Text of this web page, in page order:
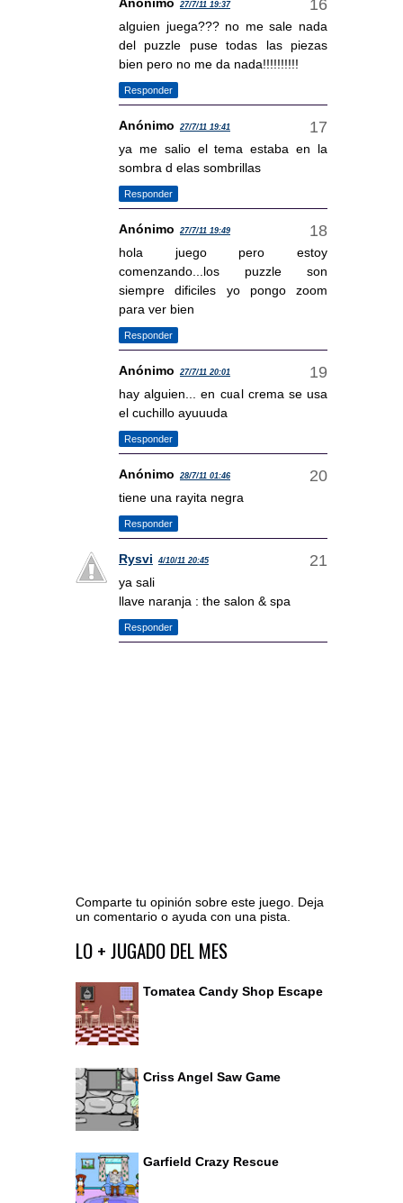
Anónimo 27/7/11 19:37
alguien juega??? no me sale nada
del puzzle puse todas las piezas
bien pero no me da nada!!!!!!!!!!
Responder
Anónimo 27/7/11 19:41
ya me salio el tema estaba en la
sombra d elas sombrillas
Responder
Anónimo 27/7/11 19:49
hola juego pero estoy
comenzando...los puzzle son
siempre dificiles yo pongo zoom
para ver bien
Responder
Anónimo 27/7/11 20:01
hay alguien... en cual crema se usa
el cuchillo ayuuuda
Responder
Anónimo 28/7/11 01:46
tiene una rayita negra
Responder
Rysvi 4/10/11 20:45
ya sali
llave naranja : the salon & spa
Responder
Comparte tu opinión sobre este juego. Deja
un comentario o ayuda con una pista.
Ir al editor de comentarios
LO + JUGADO DEL MES
Tomatea Candy Shop Escape
Criss Angel Saw Game
Garfield Crazy Rescue